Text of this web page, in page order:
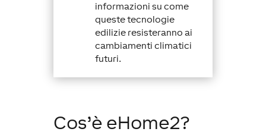
informazioni su come
queste tecnologie
edilizie resisteranno ai
cambiamenti climatici
futuri.
Cos’è eHome2?